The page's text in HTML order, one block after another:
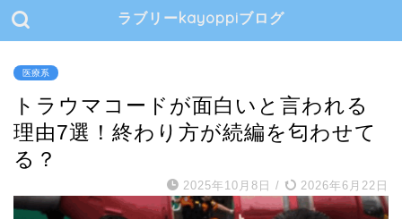
ラブリーkayoppiブログ
医療系
トラウマコードが面白いと言われる
理由7選！終わり方が続編を匂わせて
る？
2025年10月8日 / 2026年6月22日